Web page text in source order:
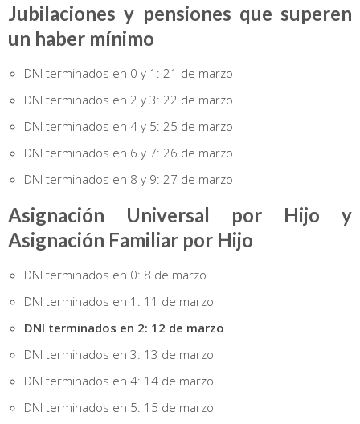
Jubilaciones y pensiones que superen
un haber mínimo
DNI terminados en 0 y 1: 21 de marzo
DNI terminados en 2 y 3: 22 de marzo
DNI terminados en 4 y 5: 25 de marzo
DNI terminados en 6 y 7: 26 de marzo
DNI terminados en 8 y 9: 27 de marzo
Asignación Universal por Hijo y
Asignación Familiar por Hijo
DNI terminados en 0: 8 de marzo
DNI terminados en 1: 11 de marzo
DNI terminados en 2: 12 de marzo
DNI terminados en 3: 13 de marzo
DNI terminados en 4: 14 de marzo
DNI terminados en 5: 15 de marzo